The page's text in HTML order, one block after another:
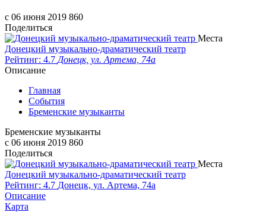
c 06 июня 2019 860
Поделиться
Места
Донецкий музыкально-драматический театр
Рейтинг: 4.7 Донецк, ул. Артема, 74а
Описание
Главная
События
Бременские музыканты
Бременские музыканты
c 06 июня 2019 860
Поделиться
Места
Донецкий музыкально-драматический театр
Рейтинг: 4.7 Донецк, ул. Артема, 74а
Описание
Карта